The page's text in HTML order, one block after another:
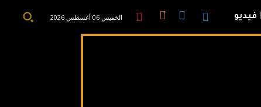
فيديو الخميس 06 أغسطس 2026